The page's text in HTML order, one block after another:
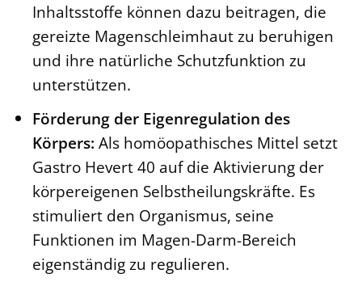
Inhaltsstoffe können dazu beitragen, die
gereizte Magenschleimhaut zu beruhigen
und ihre natürliche Schutzfunktion zu
unterstützen.
Förderung der Eigenregulation des
Körpers: Als homöopathisches Mittel setzt
Gastro Hevert 40 auf die Aktivierung der
körpereigenen Selbstheilungskräfte. Es
stimuliert den Organismus, seine
Funktionen im Magen-Darm-Bereich
eigenständig zu regulieren.